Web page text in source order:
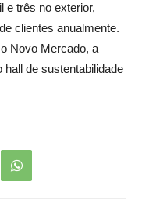
e três no exterior,
clientes anualmente.
Novo Mercado, a
de sustentabilidade